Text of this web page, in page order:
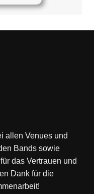
allen Venues und
Bands sowie
das Vertrauen und
Dank für die